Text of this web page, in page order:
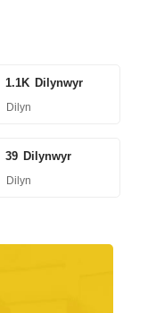
1.1K Dilynwyr
Dilyn
39 Dilynwyr
Dilyn